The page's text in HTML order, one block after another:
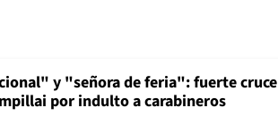
y "señora de feria": fuerte cruce
por indulto a carabineros